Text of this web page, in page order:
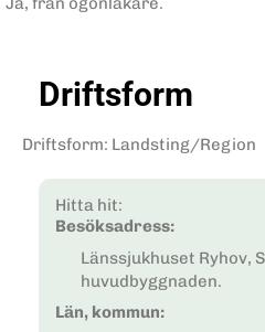
Driftsform
Driftsform: Landsting/Region
Hitta hit:
Besöksadress:
Länssjukhuset Ryhov,
huvudbyggnaden.
Län, kommun: